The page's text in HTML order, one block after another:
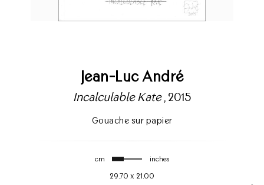
Jean-Luc André
Incalculable Kate, 2015
Gouache sur papier
cm inches
29.70 x 21.00